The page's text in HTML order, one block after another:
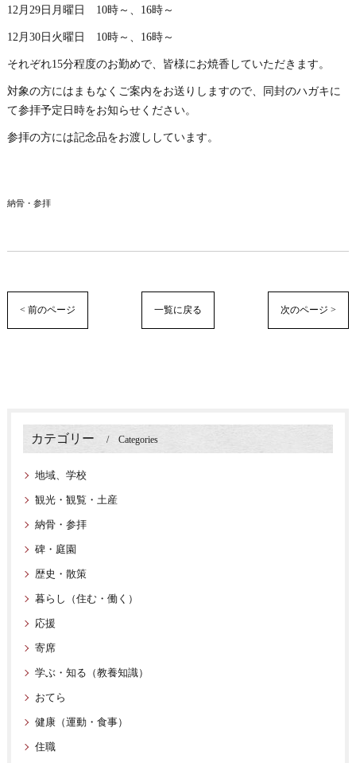
12月29日月曜日 10時～、16時～
12月30日火曜日 10時～、16時～
それぞれ15分程度のお勤めで、皆様にお焼香していただきます。
対象の方にはまもなくご案内をお送りしますので、同封のハガキに
て参拝予定日時をお知らせください。
参拝の方には記念品をお渡ししています。
納骨・参拝
< 前のページ 一覧に戻る 次のページ >
カテゴリー Categories
地域、学校
観光・観覧・土産
納骨・参拝
碑・庭園
歴史・散策
暮らし（住む・働く）
応援
寄席
学ぶ・知る（教養知識）
おてら
健康（運動・食事）
住職